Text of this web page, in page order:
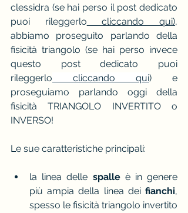
clessidra (se hai perso il post dedicato
puoi rileggerlo cliccando qui),
abbiamo proseguito parlando della
fisicità triangolo (se hai perso invece
questo post dedicato puoi
rileggerlo cliccando qui) e
proseguiamo parlando oggi della
fisicità TRIANGOLO INVERTITO o
INVERSO!
Le sue caratteristiche principali:
la linea delle spalle è in genere
più ampia della linea dei fianchi,
spesso le fisicità triangolo invertito